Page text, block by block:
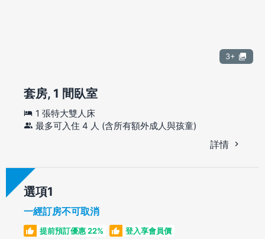
3+
套房, 1 間臥室
1 張特大雙人床
最多可入住 4 人 (含所有額外成人與孩童)
詳情
選項
一經訂房不可取消
提前預訂優惠 22% 登入享會員價